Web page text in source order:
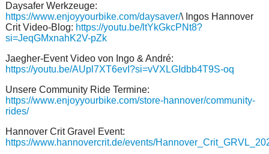
Daysafer Werkzeuge:
https://www.enjoyyourbike.com/daysaver/\ Ingos Hannover
Crit Video-Blog: https://youtu.be/ltYkGkcPNt8?
si=JeqGMxnahK2V-pZk
Jaegher-Event Video von Ingo & André:
https://youtu.be/AUpl7XT6evI?si=vVXLGIdbb4T9S-oq
Unsere Community Ride Termine:
https://www.enjoyyourbike.com/store-hannover/community-
rides/
Hannover Crit Gravel Event:
https://www.hannovercrit.de/events/